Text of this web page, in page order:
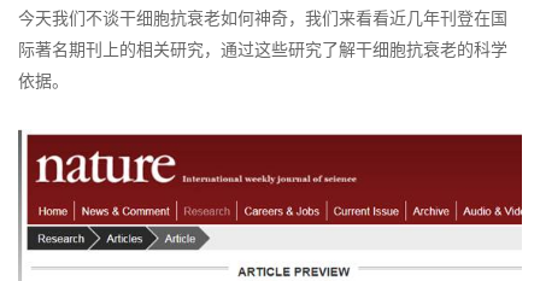
今天我们不谈干细胞抗衰老如何神奇，我们来看看近几年刊登在国
际著名期刊上的相关研究，通过这些研究了解干细胞抗衰老的科学
依据。